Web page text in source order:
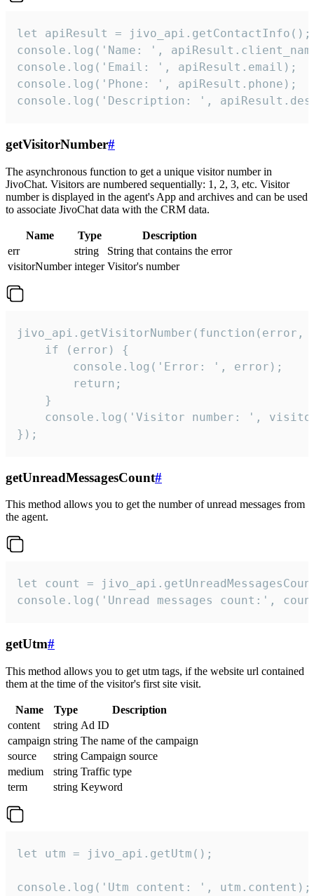
let apiResult = jivo_api.getContactInfo();
console.log('Name: ',
console.log('Email: ', apiResult.email);
console.log('Phone: ', apiResult.phone);
console.log('Description: ',
getVisitorNumber#
The asynchronous function to get a unique visitor number in
JivoChat. Visitors are numbered sequentially: 1, 2, 3, etc. Visitor
number is displayed in the agent's App and archives and can be used
to associate JivoChat data with the CRM data.
Name Type
Description
err
string
String that contains the error
visitorNumber integer Visitor's number
jivo_api.getVisitorNumber(function(error,
    if (error) {
        console.log('Error: ', error);
        return;
    }
console.log('Visitor number: ',
});
getUnreadMessagesCount#
This method allows you to get the number of unread messages from
the agent.
let count =
console.log('Unread messages count:',
getUtm#
This method allows you to get utm tags, if the website url contained
them at the time of the visitor's first site visit.
Name Type
Description
content
string Ad ID
campaign string The name of the campaign
source
string Campaign source
medium
string Traffic type
term
string Keyword
let utm = jivo_api.getUtm();
console.log('Utm content: ', utm.content);